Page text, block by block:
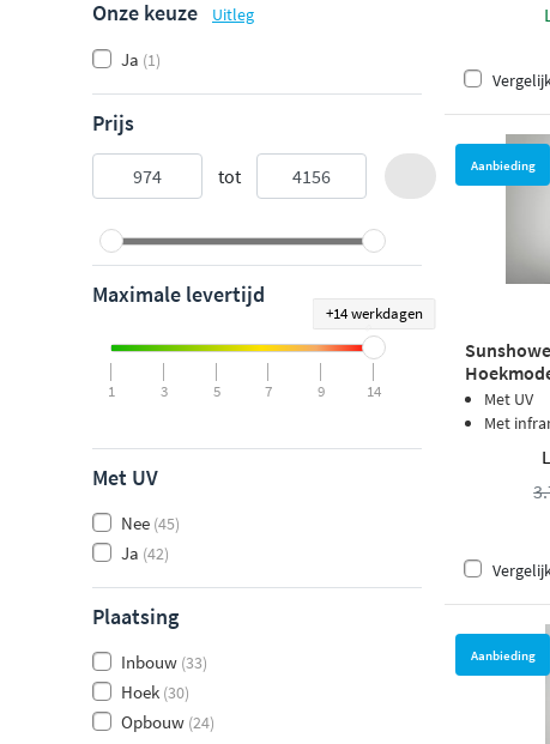
Onze keuze Uitleg
Ja (1)
Prijs
tot
Maximale levertijd
+14 werkdagen
1 3 5 7 9 14
Met UV
Nee (45)
Ja (42)
Plaatsing
Inbouw (33)
Hoek (30)
Opbouw (24)
Aanbieding
Met UV
Met
Aanbieding